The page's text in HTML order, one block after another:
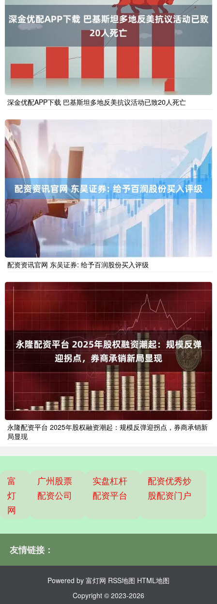
深金优配APP下载 巴基斯坦多地反美抗议活动已致20人死亡
配资资讯官网 东吴证券: 给予百润股份买入评级
永隆配资平台 2025年股权融资潮起：规模反弹迎拐点，券商承销新
局显现
富
灯
网
广州股票
配资公司
实盘杠杆
配资平台
配资优秀炒
股配资门户
友情链接：
Powered by 富灯网 RSS地图 HTML地图
Copyright © 2023-2026